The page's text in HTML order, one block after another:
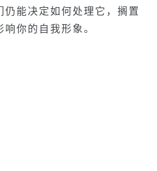
仍能决定如何处理它，搁置
你的自我形象。